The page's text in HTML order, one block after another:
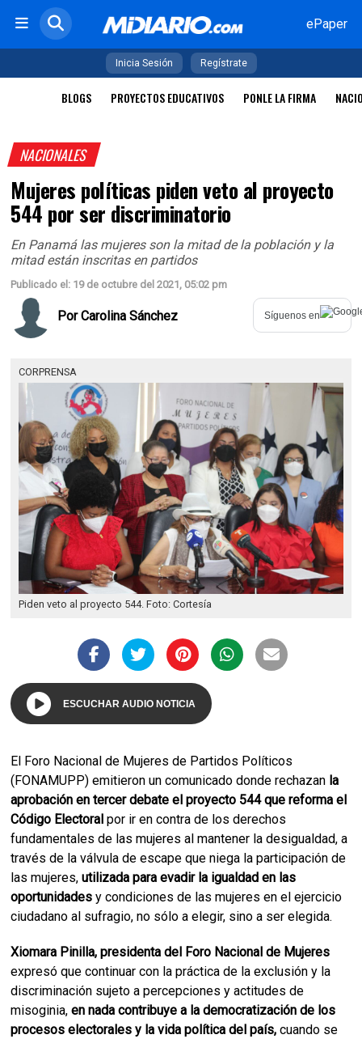
ePaper
Inicia Sesión Regístrate
BLOGS PROYECTOS EDUCATIVOS PONLE LA FIRMA
NACIONALES
Mujeres políticas piden veto al proyecto
544 por ser discriminatorio
En Panamá las mujeres son la mitad de la población y la
mitad están inscritas en partidos
Publicado el: 19 de octubre del 2021, 05:02 pm
PorCarolina Sánchez Síguenos en
CORPRENSA
Piden veto al proyecto 544. Foto: Cortesía
ESCUCHAR AUDIO NOTICIA
El Foro Nacional de Mujeres de Partidos Políticos
(FONAMUPP) emitieron un comunicado donde rechazan la
aprobación en tercer debate el proyecto 544 que reforma el
Código Electoral por ir en contra de los derechos
fundamentales de las mujeres al mantener la desigualdad, a
través de la válvula de escape que niega la participación de
las mujeres,utilizada para evadir la igualdad en las
oportunidades y condiciones de las mujeres en el ejercicio
ciudadano al sufragio, no sólo a elegir, sino a ser elegida.
Xiomara Pinilla, presidenta del Foro Nacional de Mujeres
expresó que continuar con la práctica de la exclusión y la
discriminación sujeto a percepciones y actitudes de
misoginia,en nada contribuye a la democratización de los
procesos electorales y la vida política del país, cuando se